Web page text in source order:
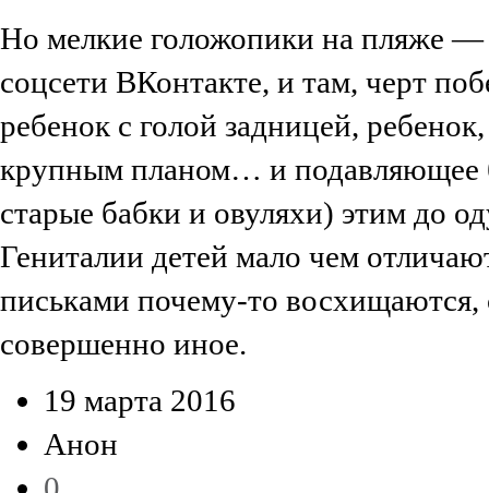
Но мелкие голожопики на пляже —
соцсети ВКонтакте, и там, черт
ребенок с голой задницей,
крупным планом… и подавляющее
старые бабки и овуляхи) этим до
Гениталии детей мало чем
письками почему-то восхищаются,
совершенно иное.
19 марта 2016
Анон